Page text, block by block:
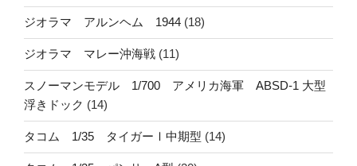
ジオラマ アルンヘム 1944 (18)
ジオラマ マレー沖海戦 (11)
スノーマンモデル 1/700 アメリカ海軍 ABSD-1 大型
浮きドック (14)
タコム 1/35 タイガーⅠ中期型 (14)